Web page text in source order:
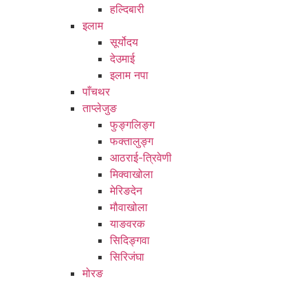
हल्दिबारी
इलाम
सूर्योदय
देउमाई
इलाम नपा
पाँचथर
ताप्लेजुङ
फुङ्गलिङ्ग
फक्तालुङ्ग
आठराई-त्रिवेणी
मिक्वाखोला
मेरिङदेन
मौवाखोला
याङवरक
सिदिङ्गवा
सिरिजंघा
मोरङ